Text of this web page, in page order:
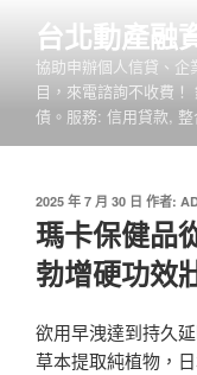
台北動產融
協助申辦個人信貸、
目，來電諮詢不收費
債。服務: 信用貸款,
發
佈
於
2025 年 7 月 30 日 作者:
瑪卡保健品
勃增硬功效
欲用早洩達到持久
草本提取純植物，